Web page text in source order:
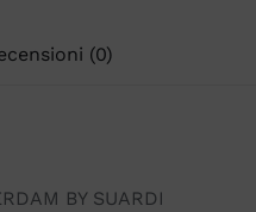
(0)
BY SUARDI